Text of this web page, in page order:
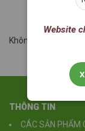
Không tìm thấy sản
THÔNG TIN
CÁC SẢN PHẨM
Website